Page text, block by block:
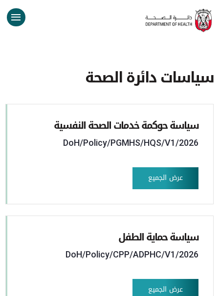
سياسات دائرة الصحة
سياسة حوكمة خدمات الصحة النفسية
DoH/Policy/PGMHS/HQS/V1/2026
عرض الجميع
سياسة حماية الطفل
DoH/Policy/CPP/ADPHC/V1/2026
عرض الجميع